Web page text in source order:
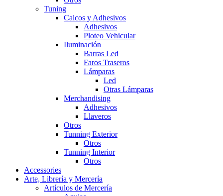
Tuning
Calcos y Adhesivos
Adhesivos
Ploteo Vehicular
Iluminación
Barras Led
Faros Traseros
Lámparas
Led
Otras Lámparas
Merchandising
Adhesivos
Llaveros
Otros
Tunning Exterior
Otros
Tunning Interior
Otros
Accessories
Arte, Librería y Mercería
Artículos de Mercería